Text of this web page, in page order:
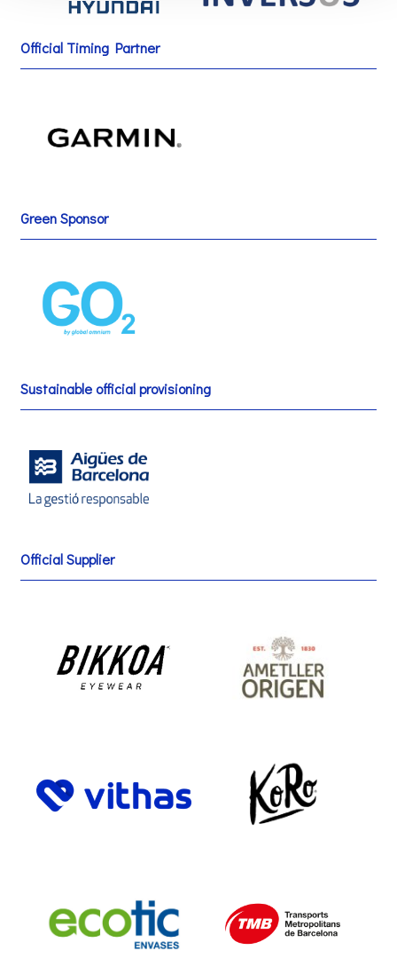
Official Timing Partner
Green Sponsor
Sustainable official provisioning
Official Supplier